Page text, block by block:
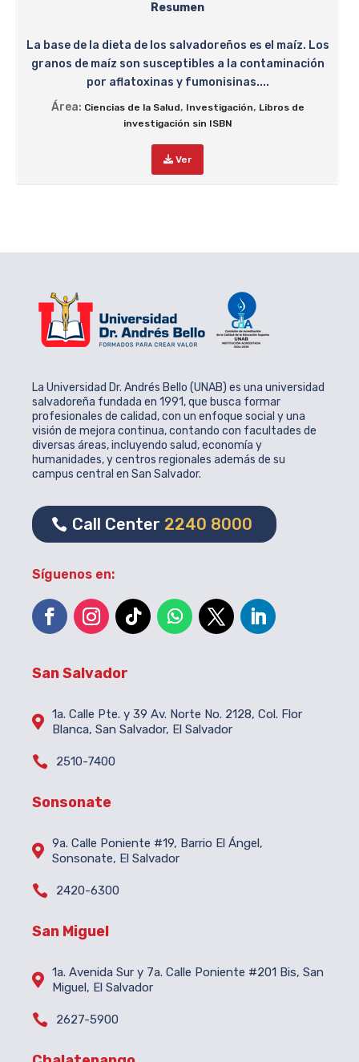
Resumen
La base de la dieta de los salvadoreños es el maíz. Los
granos de maíz son susceptibles a la contaminación
por aflatoxinas y fumonisinas....
Área: Ciencias de la Salud, Investigación, Libros de
investigación sin ISBN
Ver
La Universidad Dr. Andrés Bello (UNAB) es una universidad
salvadoreña fundada en 1991, que busca formar
profesionales de calidad, con un enfoque social y una
visión de mejora continua, contando con facultades de
diversas áreas, incluyendo salud, economía y
humanidades, y centros regionales además de su
campus central en San Salvador.
Call Center 2240 8000
Síguenos en:
San Salvador
 1a. Calle Pte. y 39 Av. Norte No. 2128, Col. Flor
Blanca, San Salvador, El Salvador
 2510-7400
Sonsonate
 9a. Calle Poniente #19, Barrio El Ángel,
Sonsonate, El Salvador
 2420-6300
San Miguel
 1a. Avenida Sur y 7a. Calle Poniente #201 Bis, San
Miguel, El Salvador
 2627-5900